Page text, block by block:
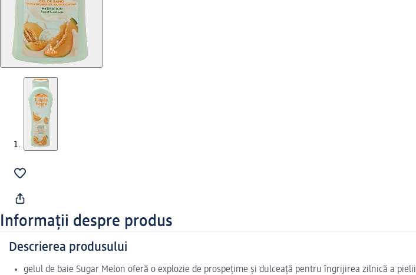
Informații despre produs
Descrierea produsului
gelul de baie Sugar Melon oferă o explozie de prospețime și dulceață pentru îngrijirea zilnică a pielii